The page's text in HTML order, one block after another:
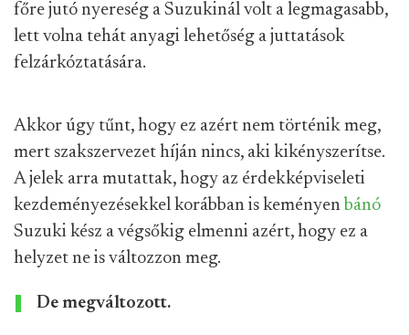
főre jutó nyereség a Suzukinál volt a legmagasabb,
lett volna tehát anyagi lehetőség a juttatások
felzárkóztatására.
Akkor úgy tűnt, hogy ez azért nem történik meg,
mert szakszervezet híján nincs, aki kikényszerítse.
A jelek arra mutattak, hogy az érdekképviseleti
kezdeményezésekkel korábban is keményen bánó
Suzuki kész a végsőkig elmenni azért, hogy ez a
helyzet ne is változzon meg.
De megváltozott.